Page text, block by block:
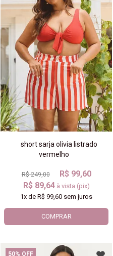
short sarja olivia listrado
vermelho
R$ 249,00
R$ 99,60
R$ 89,64 à vista (pix)
1x deR$ 99,60 sem juros
COMPRAR
50% OFF